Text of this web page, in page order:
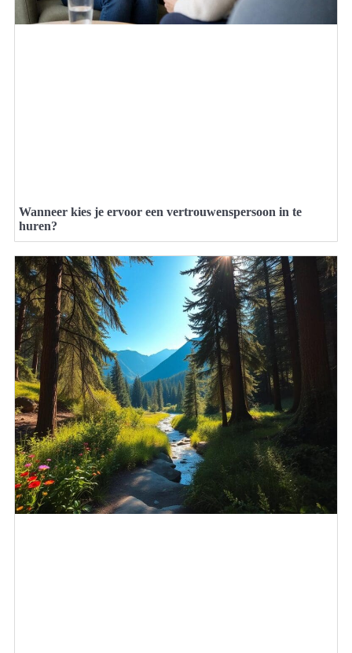
Wanneer kies je ervoor een vertrouwenspersoon in te
huren?